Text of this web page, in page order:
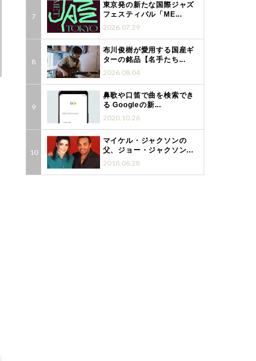
東京発の新たな国際ジャズ
フェスティバル「ME...
2026.07.29
布川俊樹が愛用する国産ギ
ターの銘品【名手たち...
2026.08.04
鼻歌や口笛で曲を検索でき
る Googleの新...
2020.10.26
マイケル・ジャクソンの
父、ジョー・ジャクソン...
2018.06.28